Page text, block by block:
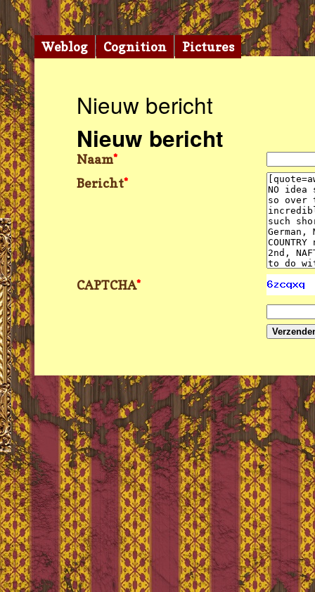
Nieuw bericht
Nieuw bericht
Naam*
Bericht*
CAPTCHA*
Weblog Cognition Pictures